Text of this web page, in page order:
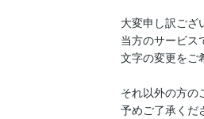
大変申し訳ござ
当方のサービス
文字の変更をご
それ以外の方の
予めご了承くだ